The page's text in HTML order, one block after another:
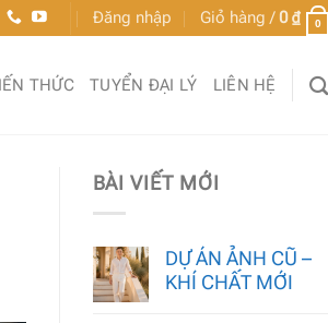
Đăng nhập Giỏ hàng /0₫ 0
THỨC TUYỂN ĐẠI LÝ LIÊN HỆ
BÀI VIẾT MỚI
DỰ ÁN ẢNH CŨ –
KHÍ CHẤT MỚI